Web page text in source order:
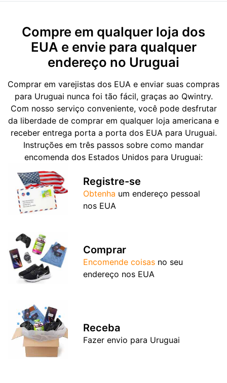
Compre em qualquer loja dos
EUA e envie para qualquer
endereço no Uruguai
Comprar em varejistas dos EUA e enviar suas compras
para Uruguai nunca foi tão fácil, graças ao Qwintry.
Com nosso serviço conveniente, você pode desfrutar
da liberdade de comprar em qualquer loja americana e
receber entrega porta a porta dos EUA para Uruguai.
Instruções em três passos sobre como mandar
encomenda dos Estados Unidos para Uruguai:
Registre-se
Obtenha um endereço pessoal
nos EUA
Comprar
Encomende coisas no seu
endereço nos EUA
Receba
Fazer envio para Uruguai